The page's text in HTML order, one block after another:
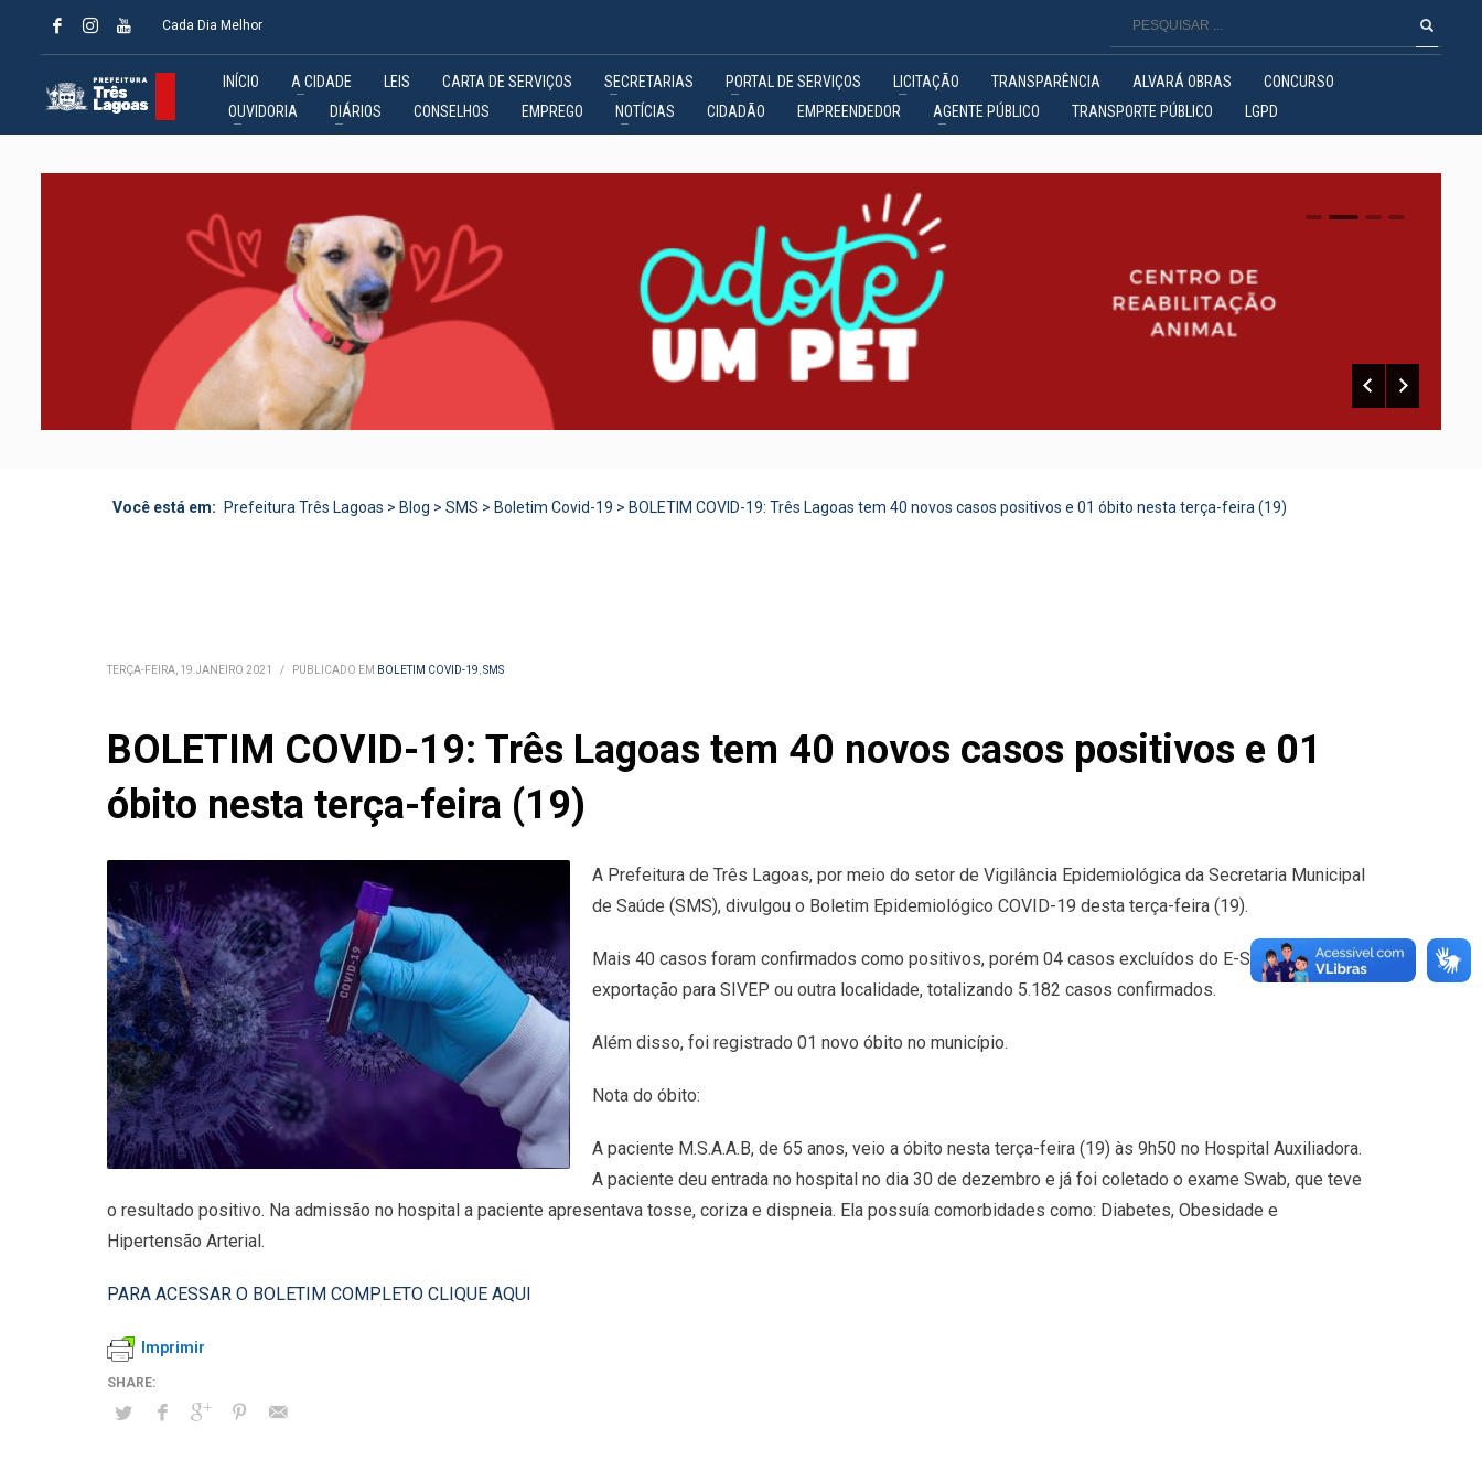
Cada Dia Melhor
INÍCIO A CIDADE LEIS CARTA DE SERVIÇOS SECRETARIAS PORTAL DE SERVIÇOS LICITAÇÃO TRANSPARÊNCIA ALVARÁ OBRAS
CONCURSO
OUVIDORIA
DIÁRIOS CONSELHOS EMPREGO NOTÍCIAS CIDADÃO EMPREENDEDOR AGENTE PÚBLICO TRANSPORTE PÚBLICO LGPD
0 1 2
Você está em: Prefeitura Três Lagoas > Blog > SMS > Boletim Covid-19 > BOLETIM COVID-19: Três Lagoas tem 40 novos casos positivos e 01 óbito nesta terça-feira (19)
TERÇA-FEIRA, 19 JANEIRO 2021 / PUBLICADO EM BOLETIM COVID-19,SMS
BOLETIM COVID-19: Três Lagoas tem 40 novos casos positivos e 01
óbito nesta terça-feira (19)
A Prefeitura de Três Lagoas, por meio do setor de Vigilância Epidemiológica da Secretaria Municipal
de Saúde (SMS), divulgou o Boletim Epidemiológico COVID-19 desta terça-feira (19).
Mais 40 casos foram confirmados como positivos, porém 04 casos excluídos do E-SUS por
exportação para SIVEP ou outra localidade, totalizando 5.182 casos confirmados.
Além disso, foi registrado 01 novo óbito no município.
Nota do óbito:
A paciente M.S.A.A.B, de 65 anos, veio a óbito nesta terça-feira (19) às 9h50 no Hospital Auxiliadora.
A paciente deu entrada no hospital no dia 30 de dezembro e já foi coletado o exame Swab, que teve
o resultado positivo. Na admissão no hospital a paciente apresentava tosse, coriza e dispneia. Ela possuía comorbidades como: Diabetes, Obesidade e
Hipertensão Arterial.
PARA ACESSAR O BOLETIM COMPLETO CLIQUE AQUI
Imprimir